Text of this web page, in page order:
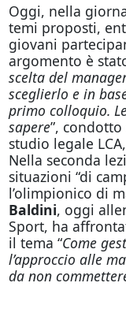
Oggi, nella
temi proposti,
giovani
argomento è
scelta del
sceglierlo e in
primo colloquio.
sapere”, condotto
studio legale
Nella seconda
situazioni “di
l’olimpionico di
Baldini, oggi
Sport, ha
il tema “Come
l’approccio alle
da non